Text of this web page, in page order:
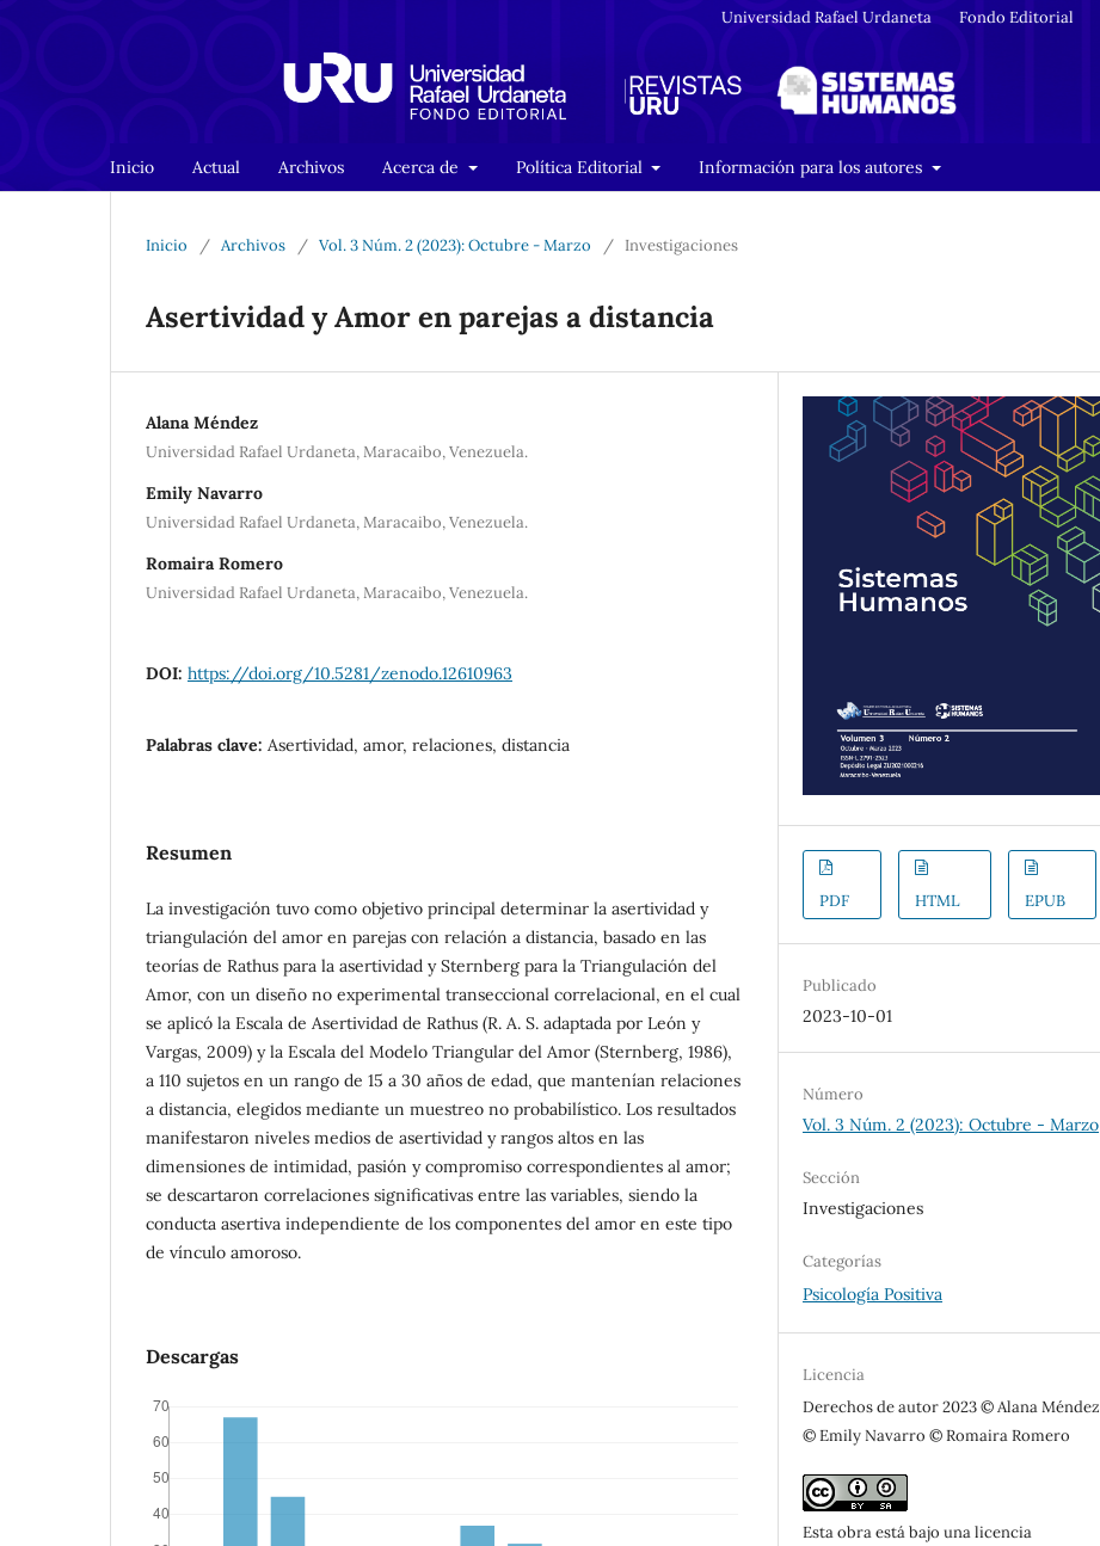
Inicio Actual Archivos Acerca de Política Editorial Información para los autores
Universidad Rafael Urdaneta Fondo Editorial
Inicio / Archivos / Vol. 3 Núm. 2 (2023): Octubre - Marzo / Investigaciones
Asertividad y Amor en parejas a distancia
Alana Méndez
Universidad Rafael Urdaneta, Maracaibo, Venezuela.
Emily Navarro
Universidad Rafael Urdaneta, Maracaibo, Venezuela.
Romaira Romero
Universidad Rafael Urdaneta, Maracaibo, Venezuela.
DOI: https://doi.org/10.5281/zenodo.12610963
Palabras clave: Asertividad, amor, relaciones, distancia
Resumen
La investigación tuvo como objetivo principal determinar la asertividad y
triangulación del amor en parejas con relación a distancia, basado en las
teorías de Rathus para la asertividad y Sternberg para la Triangulación del
Amor, con un diseño no experimental transeccional correlacional, en el cual
se aplicó la Escala de Asertividad de Rathus (R. A. S. adaptada por León y
Vargas, 2009) y la Escala del Modelo Triangular del Amor (Sternberg, 1986),
a 110 sujetos en un rango de 15 a 30 años de edad, que mantenían relaciones
a distancia, elegidos mediante un muestreo no probabilístico. Los resultados
manifestaron niveles medios de asertividad y rangos altos en las
dimensiones de intimidad, pasión y compromiso correspondientes al amor;
se descartaron correlaciones significativas entre las variables, siendo la
conducta asertiva independiente de los componentes del amor en este tipo
de vínculo amoroso.
Descargas
PDF HTML EPUB
Publicado
2023-10-01
Número
Vol. 3 Núm. 2 (2023): Octubre - Marzo
Sección
Investigaciones
Categorías
Psicología Positiva
Licencia
Derechos de autor 2023 © Alana Méndez
© Emily Navarro © Romaira Romero
Esta obra está bajo una licencia